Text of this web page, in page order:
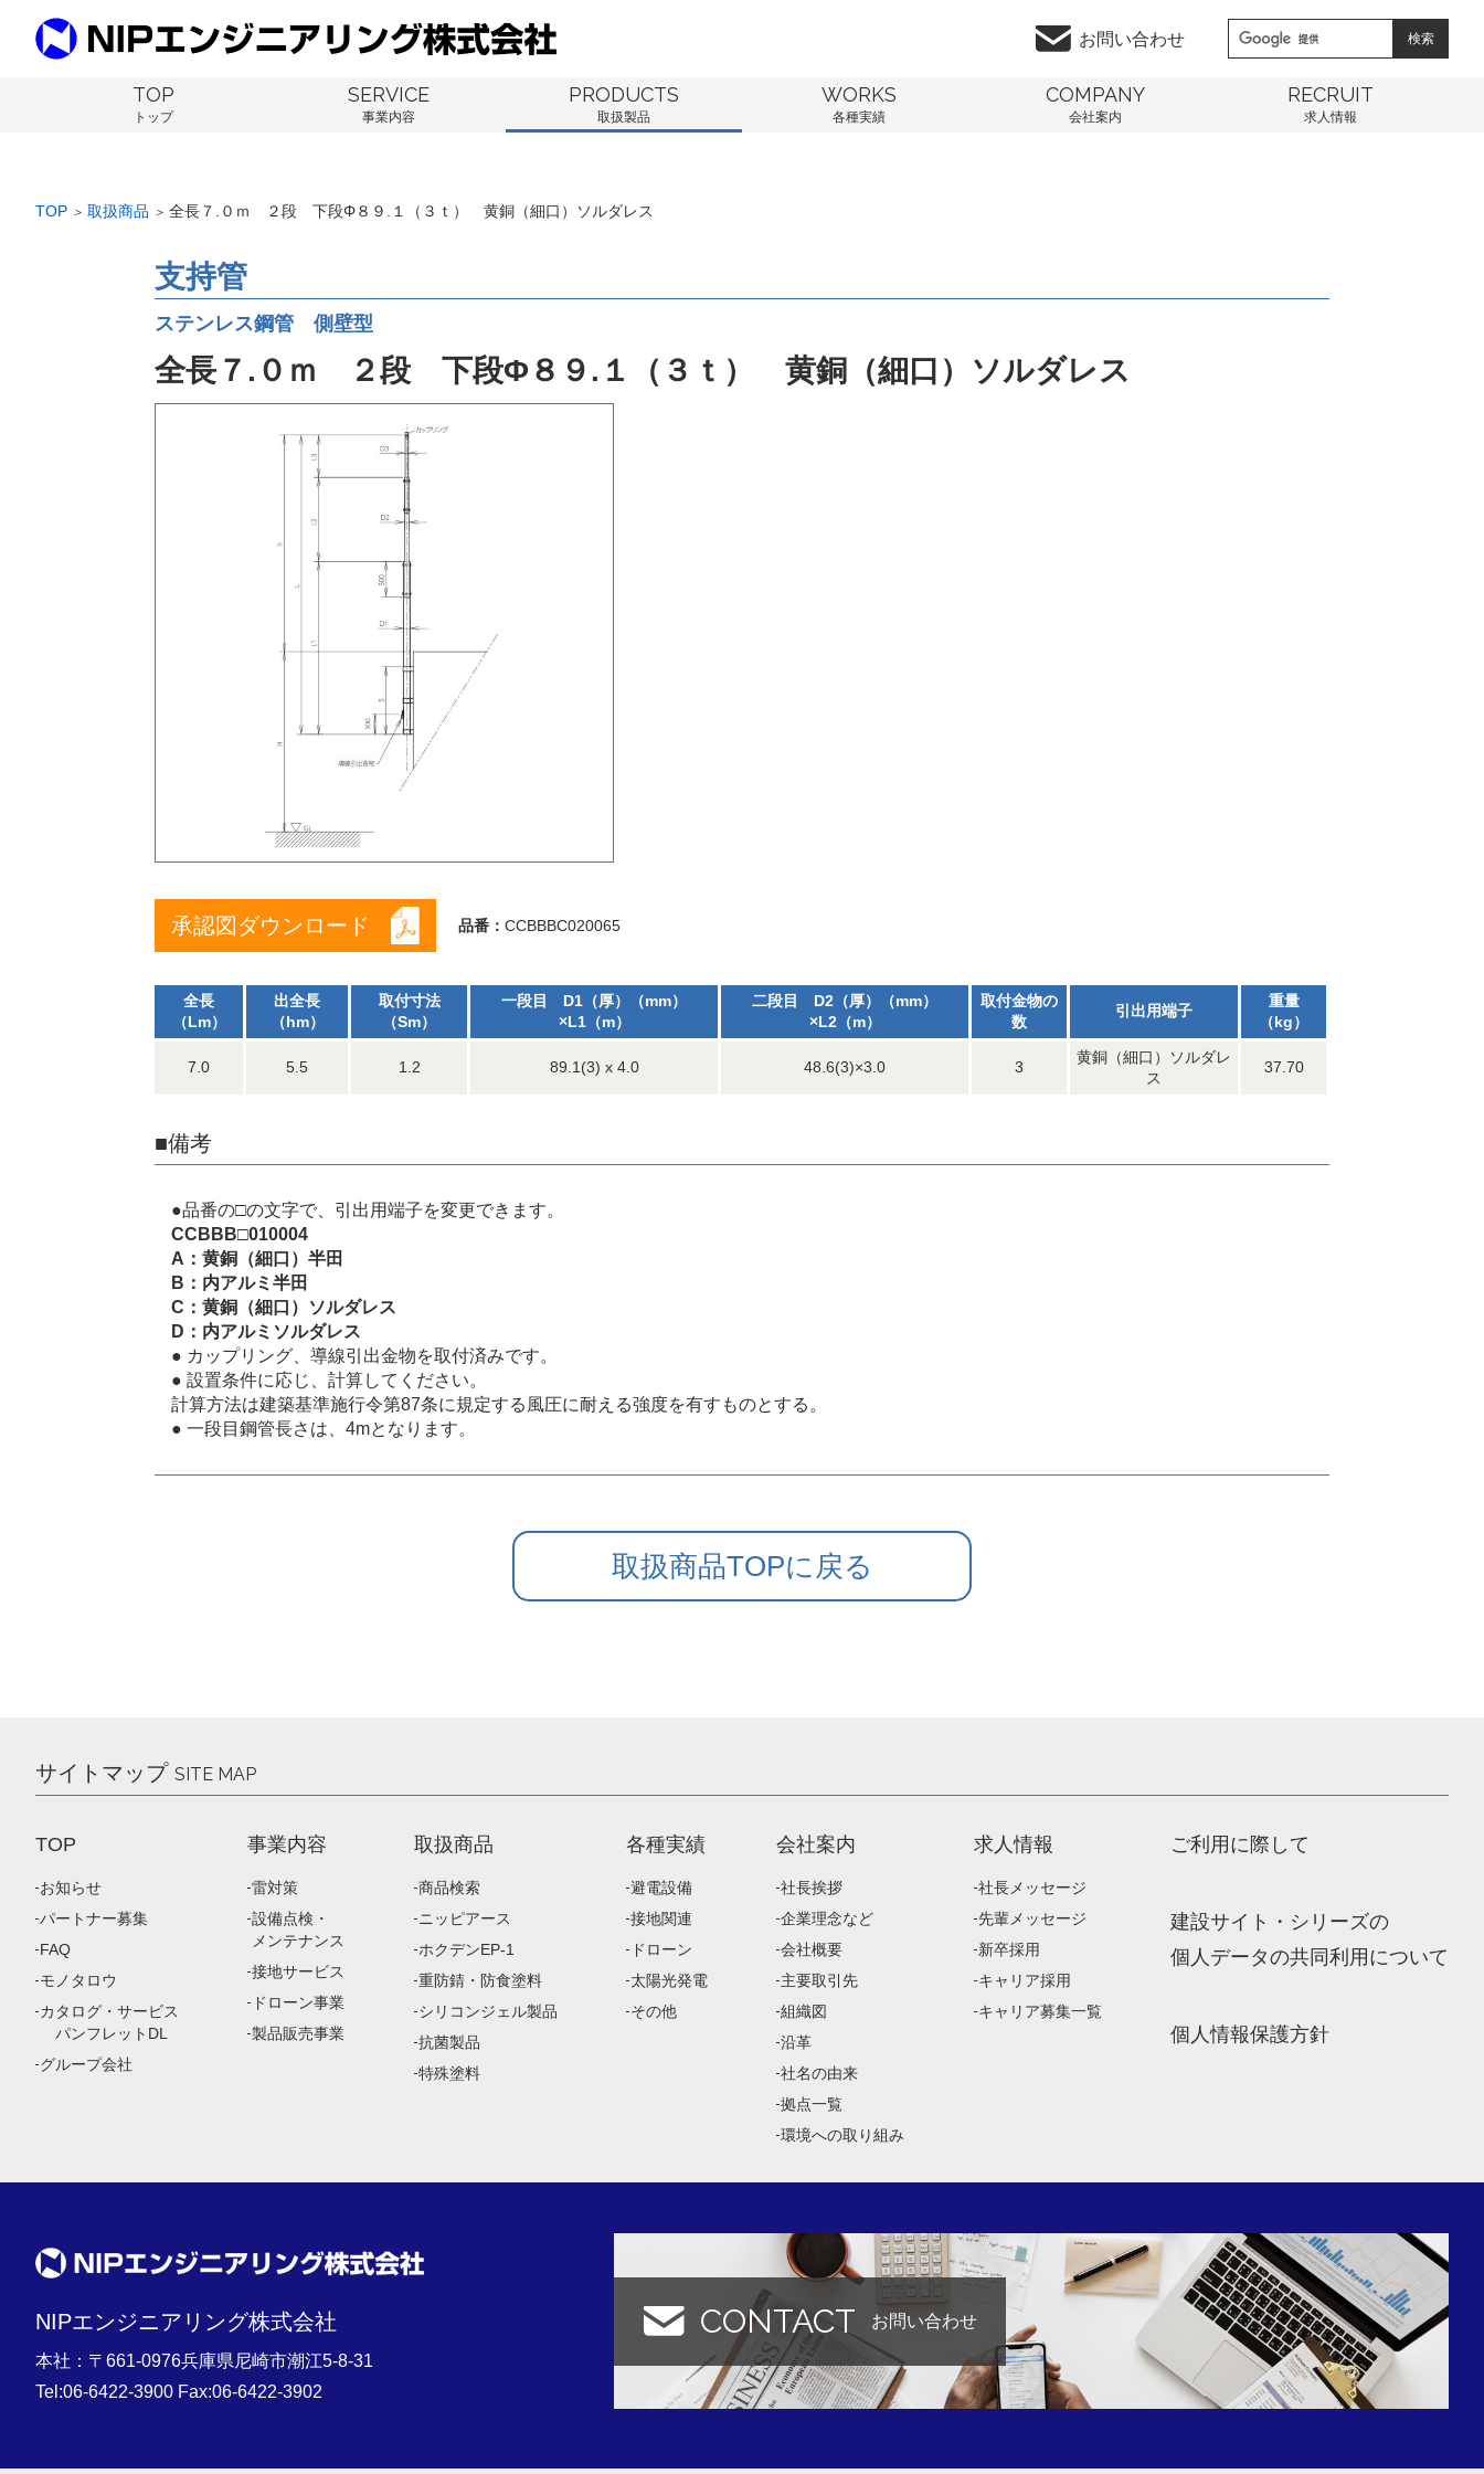
お問い合わせ
TOP
トップ
SERVICE
事業内容
PRODUCTS
取扱製品
WORKS
各種実績
COMPANY
会社案内
RECRUIT
求人情報
TOP ＞ 取扱商品 ＞ 全長７.０ｍ ２段 下段Φ８９.１（３ｔ） 黄銅（細口）ソルダレス
支持管
ステンレス鋼管 側壁型
全長７.０ｍ ２段 下段Φ８９.１（３ｔ） 黄銅（細口）ソルダレス
承認図ダウンロード 品番： CCBBBC020065
全長
（Lm）
出全長
（hm）
取付寸法
（Sm）
一段目 D1（厚）（mm）
×L1（m）
二段目 D2（厚）（mm）
×L2（m）
取付金物の
数
引出用端子
重量
（kg）
7.0 5.5 1.2 89.1(3) x 4.0 48.6(3)×3.0 3
黄銅（細口）ソルダレ
ス
37.70
■備考
●品番の□の文字で、引出用端子を変更できます。
CCBBB□010004
A：黄銅（細口）半田
B：内アルミ半田
C：黄銅（細口）ソルダレス
D：内アルミソルダレス
● カップリング、導線引出金物を取付済みです。
● 設置条件に応じ、計算してください。
計算方法は建築基準施行令第87条に規定する風圧に耐える強度を有すものとする。
● 一段目鋼管長さは、4mとなります。
取扱商品TOPに戻る
サイトマップ SITE MAP
TOP
お知らせ
パートナー募集
FAQ
モノタロウ
カタログ・サービス
パンフレットDL
グループ会社
事業内容
雷対策
設備点検・
メンテナンス
接地サービス
ドローン事業
製品販売事業
取扱商品
商品検索
ニッピアース
ホクデンEP-1
重防錆・防食塗料
シリコンジェル製品
抗菌製品
特殊塗料
各種実績
避電設備
接地関連
ドローン
太陽光発電
その他
会社案内
社長挨拶
企業理念など
会社概要
主要取引先
組織図
沿革
社名の由来
拠点一覧
環境への取り組み
求人情報
社長メッセージ
先輩メッセージ
新卒採用
キャリア採用
キャリア募集一覧
ご利用に際して
建設サイト・シリーズの
個人データの共同利用について
個人情報保護方針
NIPエンジニアリング株式会社
本社：〒661-0976兵庫県尼崎市潮江5-8-31
Tel:06-6422-3900 Fax:06-6422-3902
CONTACT お問い合わせ